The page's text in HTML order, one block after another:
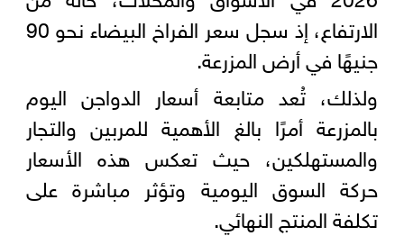
الارتفاع، إذ سجل سعر الفراخ البيضاء نحو 90
جنيهًا في أرض المزرعة.
ولذلك، تُعد متابعة أسعار الدواجن اليوم
بالمزرعة أمرًا بالغ الأهمية للمربين والتجار
والمستهلكين، حيث تعكس هذه الأسعار
حركة السوق اليومية وتؤثر مباشرة على
تكلفة المنتج النهائي.